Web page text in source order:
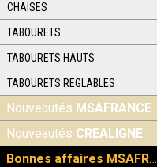
CHAISES
TABOURETS
TABOURETS HAUTS
TABOURETS REGLABLES
Nouveautés MSAFRANCE
Nouveautés CREALIGNE
Bonnes affaires MSAFRANCE